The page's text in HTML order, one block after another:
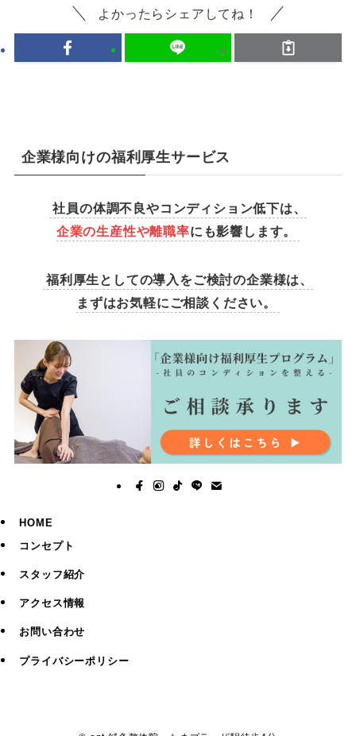
よかったらシェアしてね！
企業様向けの福利厚生サービス
社員の体調不良やコンディション低下は、
企業の生産性や離職率にも影響します。
福利厚生としての導入をご検討の企業様は、
まずはお気軽にご相談ください。
HOME
コンセプト
スタッフ紹介
アクセス情報
お問い合わせ
プライバシーポリシー